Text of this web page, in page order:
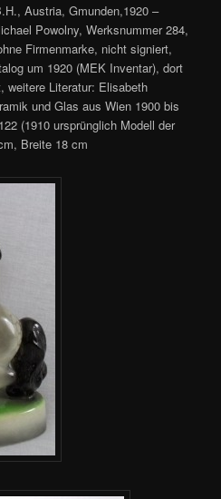
Austria, Gmunden,1920 –
Powolny, Werksnummer 284,
Firmenmarke, nicht signiert,
um 1920 (MEK Inventar), dort
weitere Literatur: Elisabeth
und Glas aus Wien 1900 bis
(1910 ursprünglich Modell der
Breite 18 cm